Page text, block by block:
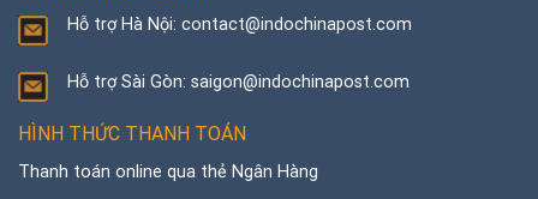
Hỗ trợ Hà Nội: contact@indochinapost.com
Hỗ trợ Sài Gòn: saigon@indochinapost.com
HÌNH THỨC THANH TOÁN
Thanh toán online qua thẻ Ngân Hàng